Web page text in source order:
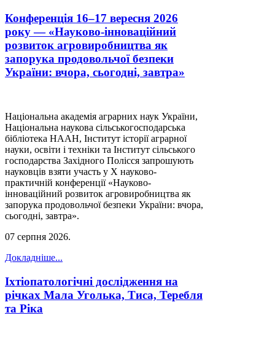
Конференція 16–17 вересня 2026
року — «Науково-інноваційний
розвиток агровиробництва як
запорука продовольчої безпеки
України: вчора, сьогодні, завтра»
Національна академія аграрних наук України,
Національна наукова сільськогосподарська
бібліотека НААН, Інститут історії аграрної
науки, освіти і техніки та Інститут сільського
господарства Західного Полісся запрошують
науковців взяти участь у Х науково-
практичній конференції «Науково-
інноваційний розвиток агровиробництва як
запорука продовольчої безпеки України: вчора,
сьогодні, завтра».
07 серпня 2026.
Докладніше...
Іхтіопатологічні дослідження на
річках Мала Уголька, Тиса, Теребля
та Ріка